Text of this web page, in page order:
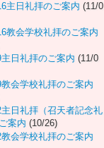
主日礼拝のご案内 (11/0
教会学校礼拝のご案内
主日礼拝のご案内 (11/0
教会学校礼拝のご案内
主日礼拝（召天者記念礼
案内 (10/26)
教会学校礼拝のご案内